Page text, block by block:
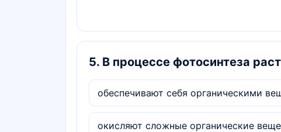
5. В процессе фотосинтеза
обеспечивают себя органическими
окисляют сложные органические